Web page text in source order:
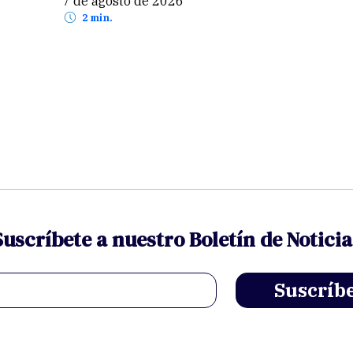
2 min.
a nuestro Boletín de